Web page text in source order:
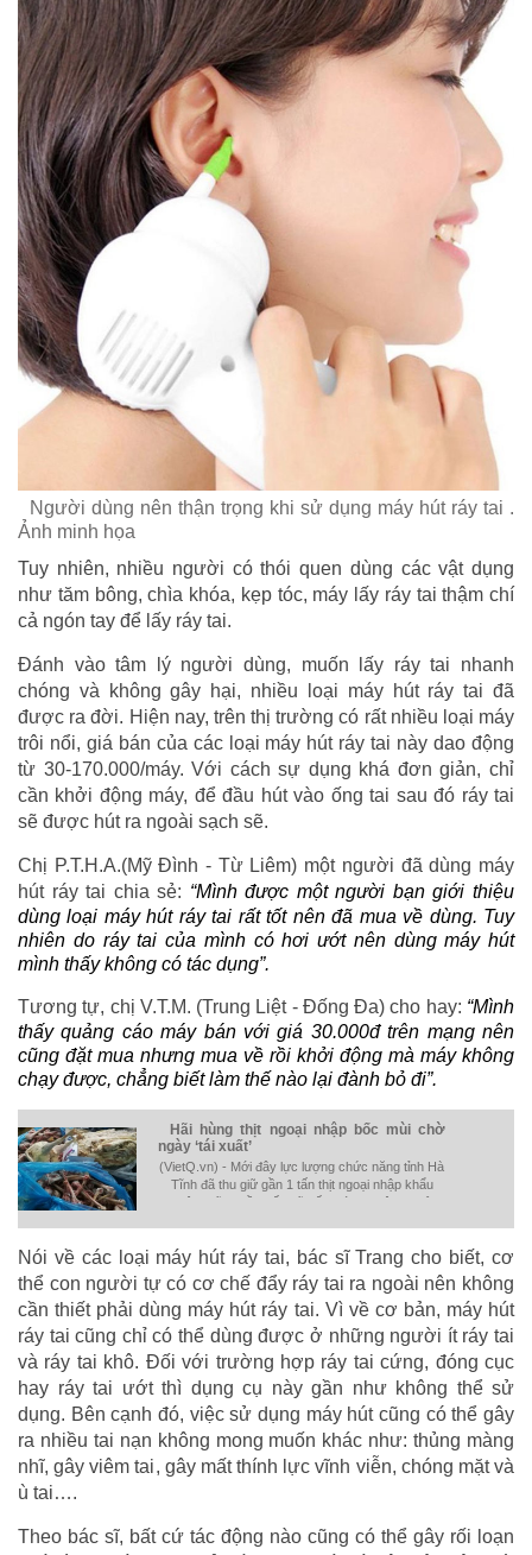
Người dùng nên thận trọng khi sử dụng máy hút ráy tai .
Ảnh minh họa
Tuy nhiên, nhiều người có thói quen dùng các vật dụng
như tăm bông, chìa khóa, kẹp tóc, máy lấy ráy tai thậm chí
cả ngón tay để lấy ráy tai.
Đánh vào tâm lý người dùng, muốn lấy ráy tai nhanh
chóng và không gây hại, nhiều loại máy hút ráy tai đã
được ra đời. Hiện nay, trên thị trường có rất nhiều loại máy
trôi nổi, giá bán của các loại máy hút ráy tai này dao động
từ 30-170.000/máy. Với cách sự dụng khá đơn giản, chỉ
cần khởi động máy, để đầu hút vào ống tai sau đó ráy tai
sẽ được hút ra ngoài sạch sẽ.
Chị P.T.H.A.(Mỹ Đình - Từ Liêm) một người đã dùng máy
hút ráy tai chia sẻ: “Mình được một người bạn giới thiệu
dùng loại máy hút ráy tai rất tốt nên đã mua về dùng. Tuy
nhiên do ráy tai của mình có hơi ướt nên dùng máy hút
mình thấy không có tác dụng”.
Tương tự, chị V.T.M. (Trung Liệt - Đống Đa) cho hay: “Mình
thấy quảng cáo máy bán với giá 30.000đ trên mạng nên
cũng đặt mua nhưng mua về rồi khởi động mà máy không
chạy được, chẳng biết làm thế nào lại đành bỏ đi”.
Hãi hùng thịt ngoại nhập bốc mùi chờ
ngày ‘tái xuất’
(VietQ.vn) - Mới đây lực lượng chức năng tỉnh Hà
Tĩnh đã thu giữ gần 1 tấn thịt ngoại nhập khẩu
không rõ nguồn gốc đã bốc mùi tại một cơ sở
Nói về các loại máy hút ráy tai, bác sĩ Trang cho biết, cơ
thể con người tự có cơ chế đẩy ráy tai ra ngoài nên không
cần thiết phải dùng máy hút ráy tai. Vì về cơ bản, máy hút
ráy tai cũng chỉ có thể dùng được ở những người ít ráy tai
và ráy tai khô. Đối với trường hợp ráy tai cứng, đóng cục
hay ráy tai ướt thì dụng cụ này gần như không thể sử
dụng. Bên cạnh đó, việc sử dụng máy hút cũng có thể gây
ra nhiều tai nạn không mong muốn khác như: thủng màng
nhĩ, gây viêm tai, gây mất thính lực vĩnh viễn, chóng mặt và
ù tai….
Theo bác sĩ, bất cứ tác động nào cũng có thể gây rối loạn